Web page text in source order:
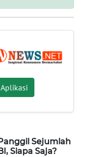
Sejumlah
Siapa Saja?